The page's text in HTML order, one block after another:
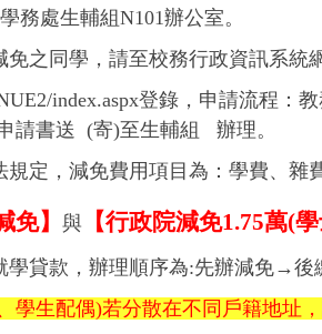
務處生輔組N101辦公室。
免之同學，請至校務行政資訊系
index.aspx登錄，申請流程
請書送 (寄)至生輔組 辦理。
定，減免費用項目為：學費、雜
免】 與 【行政院減免1.75萬(
貸款，辦理順序為:先辦減免→後
學生配偶)若分散在不同戶籍地址